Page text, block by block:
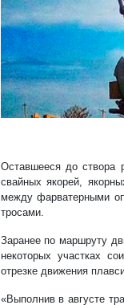
Оставшееся до створа
свайных якорей,
между фарватерными
тросами.
Заранее по маршруту
некоторых участках
отрезке движения
«Выполнив в августе